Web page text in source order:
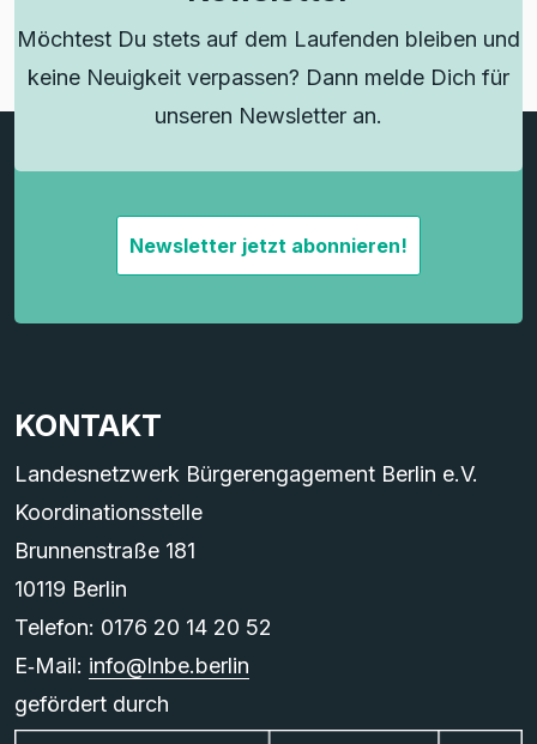
Möchtest Du stets auf dem Laufenden bleiben und
keine Neuigkeit verpassen? Dann melde Dich für
unseren Newsletter an.
Newsletter jetzt abonnieren!
KONTAKT
Landesnetzwerk Bürgerengagement Berlin e.V.
Koordinationsstelle
Brunnenstraße 181
10119 Berlin
Telefon: 0176 20 14 20 52
E‑Mail: info@lnbe.berlin
gefördert durch